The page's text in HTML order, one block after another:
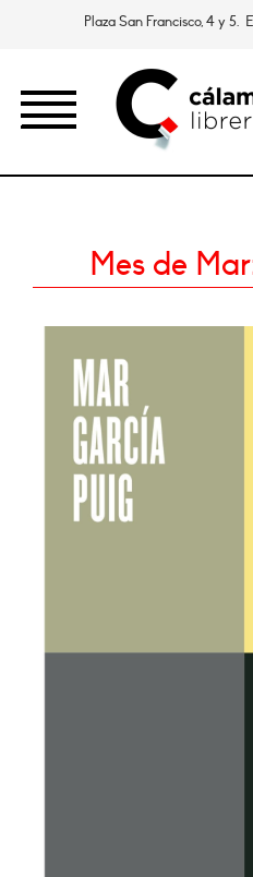
Plaza San Francisco, 4 y 5.
Mes de